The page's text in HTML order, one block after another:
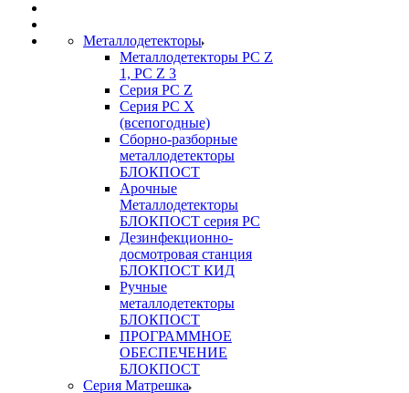
Металлодетекторы
Металлодетекторы РС Z
1, PC Z 3
Серия РС Z
Серия РС X
(всепогодные)
Сборно-разборные
металлодетекторы
БЛОКПОСТ
Арочные
Металлодетекторы
БЛОКПОСТ серия РС
Дезинфекционно-
досмотровая станция
БЛОКПОСТ КИД
Ручные
металлодетекторы
БЛОКПОСТ
ПРОГРАММНОЕ
ОБЕСПЕЧЕНИЕ
БЛОКПОСТ
Серия Матрешка